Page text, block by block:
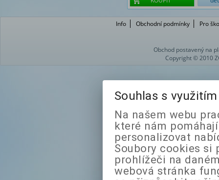
Info Obchodní podmínky Pro
Obchod postavený na
Copyright © 2010
Souhlas s
Na našem webu
které nám
personalizovat
Soubory cookies si
prohlížeči na
webová stránka